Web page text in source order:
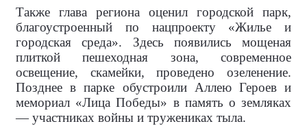
Также глава региона оценил городской парк,
благоустроенный по нацпроекту «Жилье и
городская среда». Здесь появились мощеная
плиткой пешеходная зона, современное
освещение, скамейки, проведено озеленение.
Позднее в парке обустроили Аллею Героев и
мемориал «Лица Победы» в память о земляках
— участниках войны и тружениках тыла.